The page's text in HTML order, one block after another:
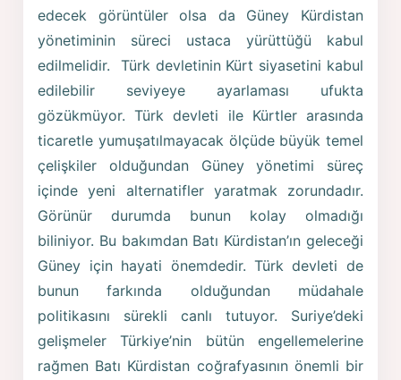
edecek görüntüler olsa da Güney Kürdistan
yönetiminin süreci ustaca yürüttüğü kabul
edilmelidir. Türk devletinin Kürt siyasetini kabul
edilebilir seviyeye ayarlaması ufukta
gözükmüyor. Türk devleti ile Kürtler arasında
ticaretle yumuşatılmayacak ölçüde büyük temel
çelişkiler olduğundan Güney yönetimi süreç
içinde yeni alternatifler yaratmak zorundadır.
Görünür durumda bunun kolay olmadığı
biliniyor. Bu bakımdan Batı Kürdistan’ın geleceği
Güney için hayati önemdedir. Türk devleti de
bunun farkında olduğundan müdahale
politikasını sürekli canlı tutuyor. Suriye’deki
gelişmeler Türkiye’nin bütün engellemelerine
rağmen Batı Kürdistan coğrafyasının önemli bir